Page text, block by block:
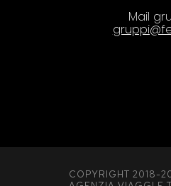
Mail
COPYRIGHT 2018-